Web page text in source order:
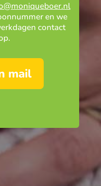
en we
contact
mail